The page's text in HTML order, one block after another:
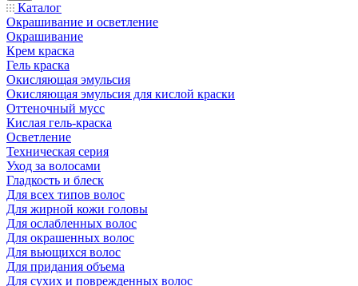
Каталог
Окрашивание и осветление
Окрашивание
Крем краска
Гель краска
Окисляющая эмульсия
Окисляющая эмульсия для кислой краски
Оттеночный мусс
Кислая гель-краска
Осветление
Техническая серия
Уход за волосами
Гладкость и блеск
Для всех типов волос
Для жирной кожи головы
Для ослабленных волос
Для окрашенных волос
Для вьющихся волос
Для придания объема
Для сухих и поврежденных волос